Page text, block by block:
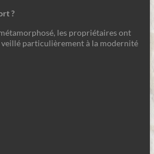
?
les propriétaires ont
particulièrement à la modernité